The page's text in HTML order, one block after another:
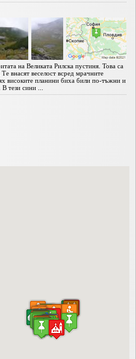
на Великата Рилска пустиня. Това са
внасят веселост всред мрачните
високите планини биха били по-тъжни и
тези сини ...